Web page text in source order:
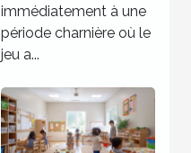
immédiatement à une
période charnière où le
jeu a...